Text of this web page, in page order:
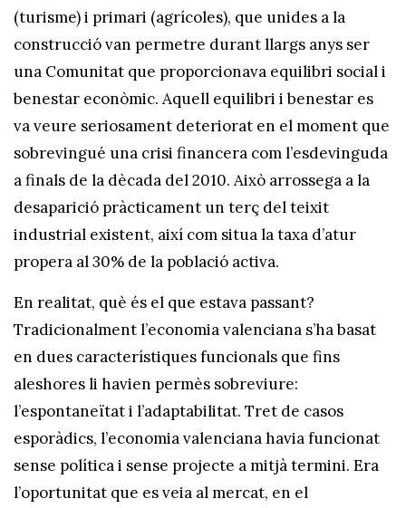
(turisme) i primari (agrícoles), que unides a la
construcció van permetre durant llargs anys ser
una Comunitat que proporcionava equilibri social i
benestar econòmic. Aquell equilibri i benestar es
va veure seriosament deteriorat en el moment que
sobrevingué una crisi financera com l’esdevinguda
a finals de la dècada del 2010. Això arrossega a la
desaparició pràcticament un terç del teixit
industrial existent, així com situa la taxa d’atur
propera al 30% de la població activa.
En realitat, què és el que estava passant?
Tradicionalment l’economia valenciana s’ha basat
en dues característiques funcionals que fins
aleshores li havien permès sobreviure:
l’espontaneïtat i l’adaptabilitat. Tret de casos
esporàdics, l’economia valenciana havia funcionat
sense política i sense projecte a mitjà termini. Era
l’oportunitat que es veia al mercat, en el